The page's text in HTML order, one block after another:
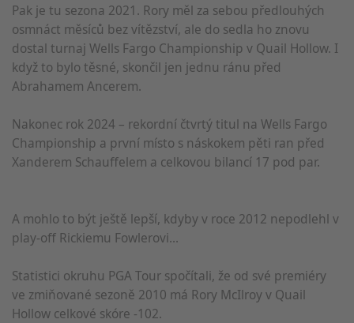
Pak je tu sezona 2021. Rory měl za sebou předlouhých
osmnáct měsíců bez vítězství, ale do sedla ho znovu
dostal turnaj Wells Fargo Championship v Quail Hollow. I
když to bylo těsné, skončil jen jednu ránu před
Abrahamem Ancerem.
Nakonec rok 2024 – rekordní čtvrtý titul na Wells Fargo
Championship a první místo s náskokem pěti ran před
Xanderem Schauffelem a celkovou bilancí 17 pod par.
A mohlo to být ještě lepší, kdyby v roce 2012 nepodlehl v
play-off Rickiemu Fowlerovi...
Statistici okruhu PGA Tour spočítali, že od své premiéry
ve zmiňované sezoně 2010 má Rory McIlroy v Quail
Hollow celkové skóre -102.